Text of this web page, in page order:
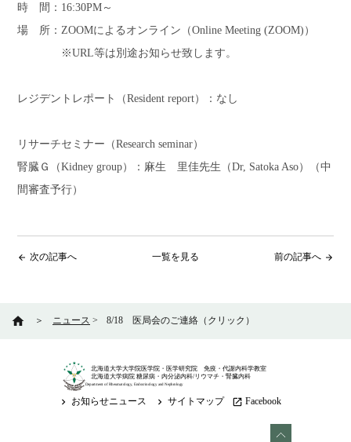
時 間： 16:30PM ～
場 所： ZOOMによるオンライン（Online Meeting (ZOOM)）
※URL等は別途お知らせ致します。
レジデントレポート（Resident report）：なし
リサーチセミナー（Research seminar）
腎臓Ｇ（Kidney group）：麻生 里佳先生（Dr, Satoka Aso）（中
間審査予行）
arrow_back 次の記事へ 一覧を見る arrow_forward
前の記事へ
home ＞ ニュース > 8/18 医局会のご連絡（クリック）
北海道大学大学院医学院・医学研究院 免疫・代謝内科学教室
北海道大学病院 糖尿病・内分泌内科/リウマチ・腎臓内科
Department of Rheumatology, Endocrinology and Nephrology
keyboard_arrow_right お知らせニュース keyboard_arrow_right サイトマップ launch Facebook